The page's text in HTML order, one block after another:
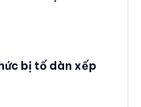
bị tố dàn xếp